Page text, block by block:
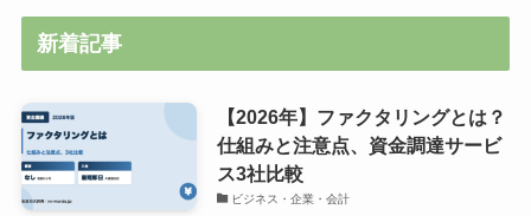
新着記事
【2026年】ファクタリングとは？
仕組みと注意点、資金調達サービ
ス3社比較
ビジネス・企業・会計